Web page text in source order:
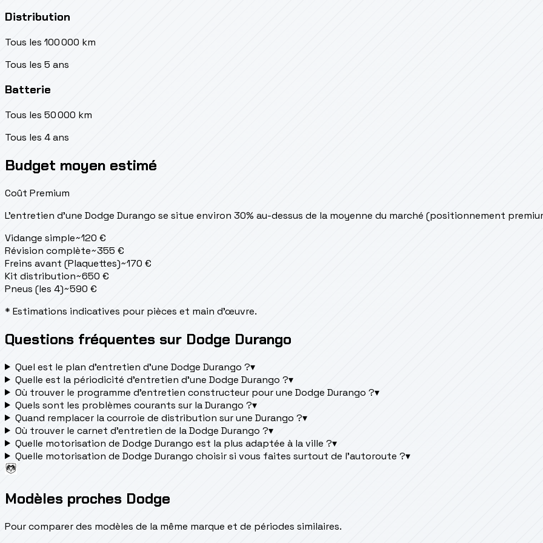
Distribution
Tous les 100 000 km
Tous les 5 ans
Batterie
Tous les 50 000 km
Tous les 4 ans
Budget moyen estimé
Coût Premium
L'entretien d'une Dodge Durango se situe environ 30% au-dessus de la moyenne du marché (positionnement
Vidange simple~120 €
Révision complète~355 €
Freins avant (Plaquettes)~170 €
Kit distribution~650 €
Pneus (les 4)~590 €
* Estimations indicatives pour pièces et main d'œuvre.
Questions fréquentes sur Dodge Durango
Quel est le plan d’entretien d’une Dodge Durango ?▾
Quelle est la périodicité d’entretien d’une Dodge Durango ?▾
Où trouver le programme d’entretien constructeur pour une Dodge Durango ?▾
Quels sont les problèmes courants sur la Durango ?▾
Quand remplacer la courroie de distribution sur une Durango ?▾
Où trouver le carnet d'entretien de la Dodge Durango ?▾
Quelle motorisation de Dodge Durango est la plus adaptée à la ville ?▾
Quelle motorisation de Dodge Durango choisir si vous faites surtout de l'autoroute ?▾
Modèles proches Dodge
Pour comparer des modèles de la même marque et de périodes similaires.